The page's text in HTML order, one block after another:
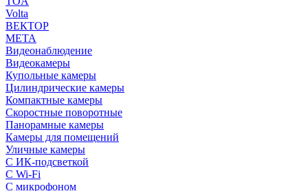
Volta
ВЕКТОР
МЕТА
Видеонаблюдение
Видеокамеры
Купольные камеры
Цилиндрические камеры
Компактные камеры
Скоростные поворотные
Панорамные камеры
Камеры для помещений
Уличные камеры
С ИК-подсветкой
С Wi-Fi
С микрофоном